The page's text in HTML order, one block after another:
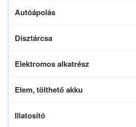
Autóápolás
Dísztárcsa
Elektromos alkatrész
Elem, tölthető akku
Illatosító